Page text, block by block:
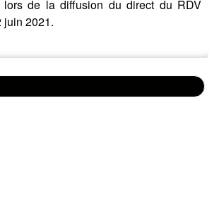
de la diffusion du direct du RDV
juin 2021.